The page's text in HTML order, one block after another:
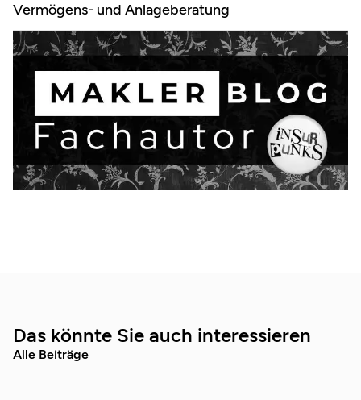
Vermögens- und Anlageberatung
Das könnte Sie auch interessieren
Alle Beiträge